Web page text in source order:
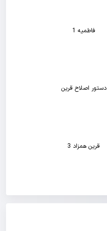
فاطمیه 1
دستور اصلاح قرین
قرین همزاد 3